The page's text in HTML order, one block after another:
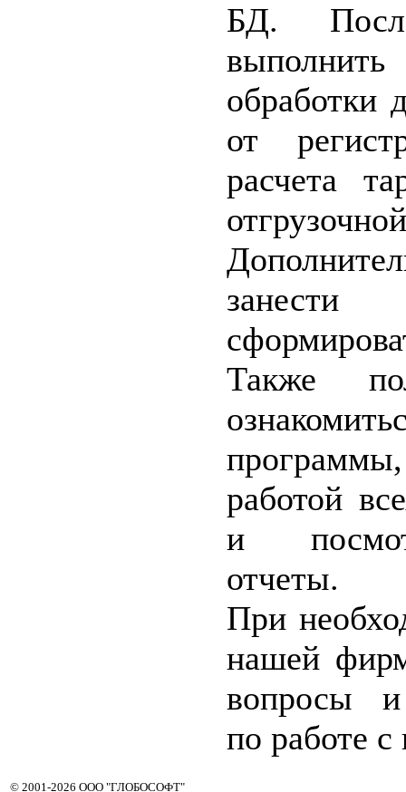
БД.
обработки
от
расчета
Также
работой
и
отчеты.
При
нашей
вопросы и
по работе
© 2001-2026 ООО "ГЛОБОСОФТ"